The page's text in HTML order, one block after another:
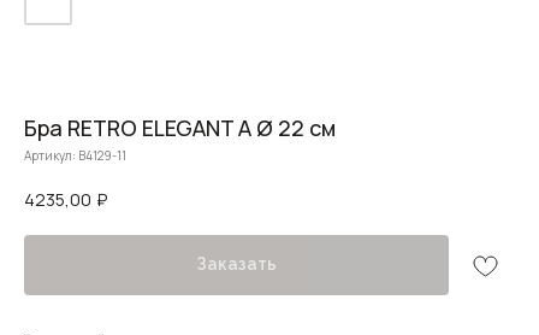
Бра RETRO ELEGANT А Ø 22 см
Артикул: B4129-11
4235,00 ₽
Заказать